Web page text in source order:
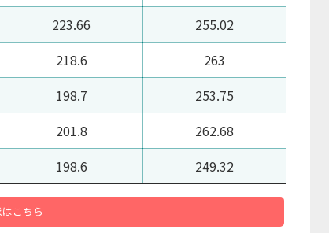
223.66
255.02
218.6
263
198.7
253.75
201.8
262.68
198.6 249.32
こちら